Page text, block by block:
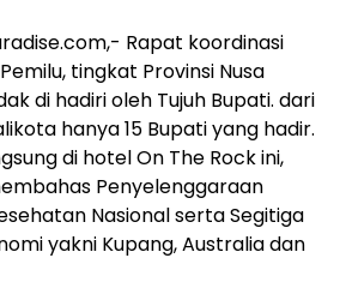
Rapat koordinasi
tingkat Provinsi Nusa
di hadiri oleh Tujuh Bupati. dari
hanya 15 Bupati yang hadir.
di hotel On The Rock ini,
Penyelenggaraan
Nasional serta Segitiga
yakni Kupang, Australia dan